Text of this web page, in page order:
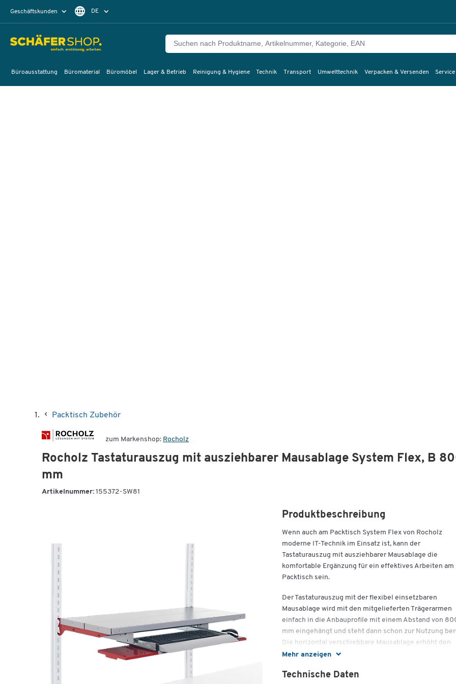
Geschäftskunden DE
Büroausstattung Büromaterial Büromöbel Lager & Betrieb Reinigung & Hygiene Technik Transport Umwelttechnik Verpacken & Versenden
Packtisch Zubehör
zum Markenshop: Rocholz
Rocholz Tastaturauszug mit ausziehbarer Mausablage System Flex, B
mm
Artikelnummer: 155372-SW81
Mehr anzeigen
Produktbeschreibung
Wenn auch am Packtisch System Flex von Rocholz
moderne IT-Technik im Einsatz ist, kann der
Tastaturauszug mit ausziehbarer Mausablage die
komfortable Ergänzung für ein effektives Arbeiten am
Packtisch sein.
Der Tastaturauszug mit der flexibel einsetzbaren
Mausablage wird mit den mitgelieferten Trägerarmen
einfach in die Anbauprofile mit einem Abstand von
mm eingehängt und steht dann schon zur Nutzung
Die horizontal verschiebbare Mausablage erhöht den
Komfort am Packtisch.
Tastaturauszug mit ausziehbarer Mausablage am
Technische Daten